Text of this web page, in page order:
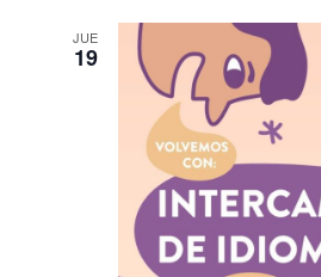
JUE
19